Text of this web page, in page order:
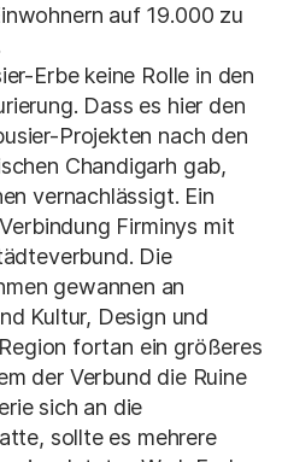
auf 19.000 zu
Erbe keine Rolle in den
Dass es hier den
Projekten nach den
Chandigarh gab,
vernachlässigt. Ein
Firminys mit
Die
gewannen an
Kultur, Design und
fortan ein größeres
der Verbund die Ruine
sich an die
sollte es mehrere